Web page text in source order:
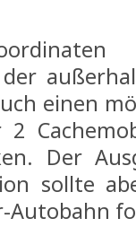
einen
Der
sollte
Autobahn